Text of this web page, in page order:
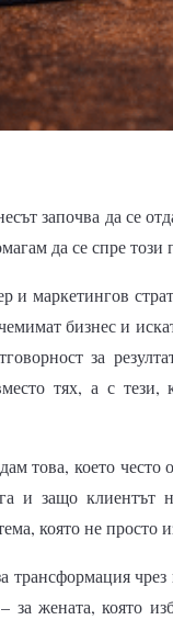
започва да се
да се спре този
и маркетингов
бизнес и
за
тях, а с тези,
това, което често
и защо клиентът
която не просто
трансформация
за жената, която